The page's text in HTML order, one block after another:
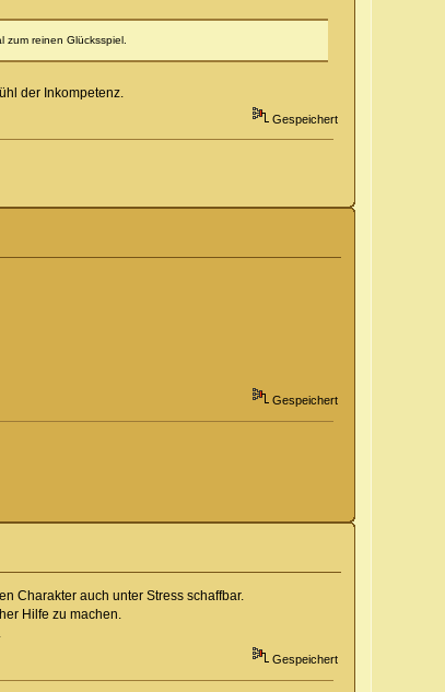
reinen Glücksspiel.
der Inkompetenz.
Gespeichert
Gespeichert
Charakter auch unter Stress schaffbar.
Hilfe zu machen.
Gespeichert